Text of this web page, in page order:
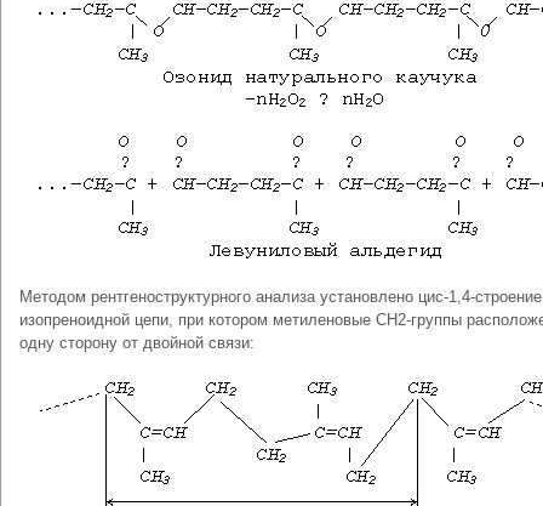
Методом рентгеноструктурного анализа установлено цис-1,4-строение
изопреноидной цепи, при котором метиленовые СН2-группы
одну сторону от двойной связи: